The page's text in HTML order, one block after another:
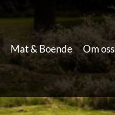
Mat & Boende Om oss